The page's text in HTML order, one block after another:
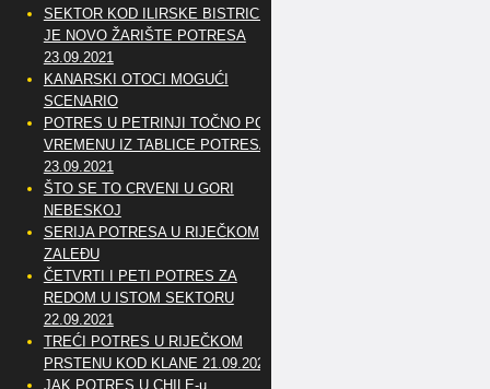
SEKTOR KOD ILIRSKE BISTRICE
JE NOVO ŽARIŠTE POTRESA
23.09.2021
KANARSKI OTOCI MOGUĆI
SCENARIO
POTRES U PETRINJI TOČNO PO
VREMENU IZ TABLICE POTRESA
23.09.2021
ŠTO SE TO CRVENI U GORI
NEBESKOJ
SERIJA POTRESA U RIJEČKOM
ZALEĐU
ČETVRTI I PETI POTRES ZA
REDOM U ISTOM SEKTORU
22.09.2021
TREĆI POTRES U RIJEČKOM
PRSTENU KOD KLANE 21.09.2021
JAK POTRES U CHILE-u